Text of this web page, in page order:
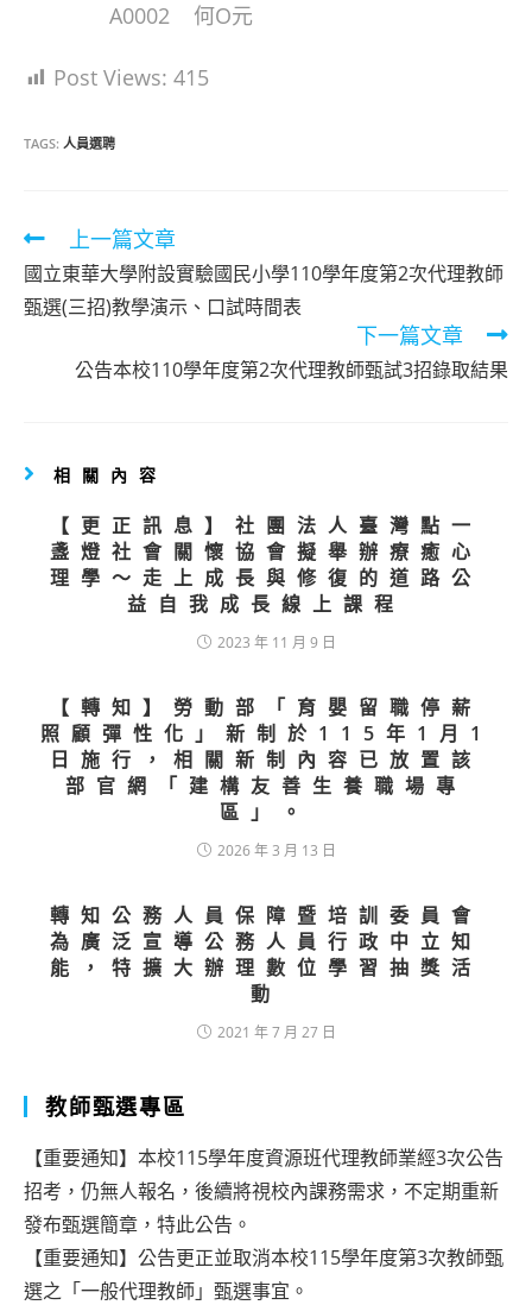
A0002 何Ο元
Post Views: 415
TAGS: 人員選聘
Read
more
articles
上一篇文章
國立東華大學附設實驗國民小學110學年度第2次代理教師
甄選(三招)教學演示、口試時間表
下一篇文章
公告本校110學年度第2次代理教師甄試3招錄取結果
相關內容
【更正訊息】社團法人臺灣點一
盞燈社會關懷協會擬舉辦療癒心
理學〜走上成長與修復的道路公
益自我成長線上課程
2023 年 11 月 9 日
【轉知】勞動部「育嬰留職停薪
照顧彈性化」新制於115年1月1
日施行，相關新制內容已放置該
部官網「建構友善生養職場專
區」。
2026 年 3 月 13 日
轉知公務人員保障暨培訓委員會
為廣泛宣導公務人員行政中立知
能，特擴大辦理數位學習抽獎活
動
2021 年 7 月 27 日
教師甄選專區
【重要通知】本校115學年度資源班代理教師業經3次公告
招考，仍無人報名，後續將視校內課務需求，不定期重新
發布甄選簡章，特此公告。
【重要通知】公告更正並取消本校115學年度第3次教師甄
選之「一般代理教師」甄選事宜。